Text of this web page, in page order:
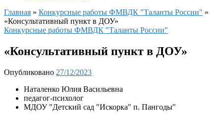
Главная » Конкурсные работы ФМВДК "Таланты России" »
«Консультативный пункт в ДОУ»
Конкурсные работы ФМВДК "Таланты России"
«Консультативный пункт в ДОУ»
Опубликовано 27/12/2023
Наталенко Юлия Васильевна
педагог-психолог
МДОУ "Детский сад "Искорка" п. Пангоды"